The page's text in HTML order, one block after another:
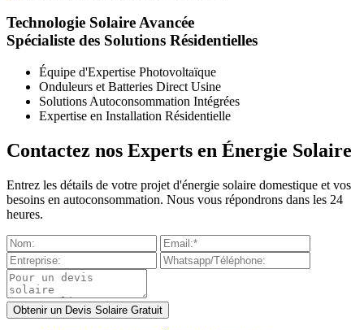
Technologie Solaire Avancée
Spécialiste des Solutions Résidentielles
Équipe d'Expertise Photovoltaïque
Onduleurs et Batteries Direct Usine
Solutions Autoconsommation Intégrées
Expertise en Installation Résidentielle
Contactez nos Experts en Énergie Solaire
Entrez les détails de votre projet d'énergie solaire domestique et vos
besoins en autoconsommation. Nous vous répondrons dans les 24
heures.